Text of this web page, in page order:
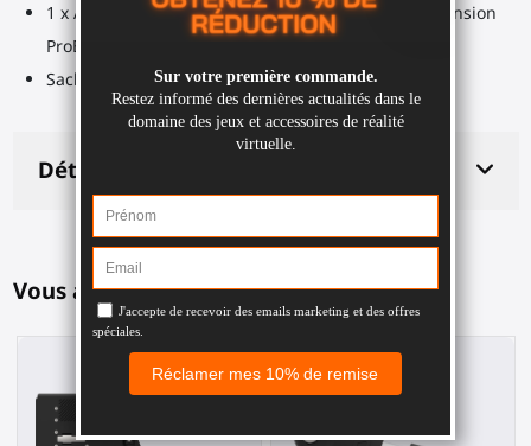
1 x Adaptateur cranté pièce de rechange pour extension
ProBolter Heavy
Sachet d'outils
Détails du produit
Vous aimerez aussi